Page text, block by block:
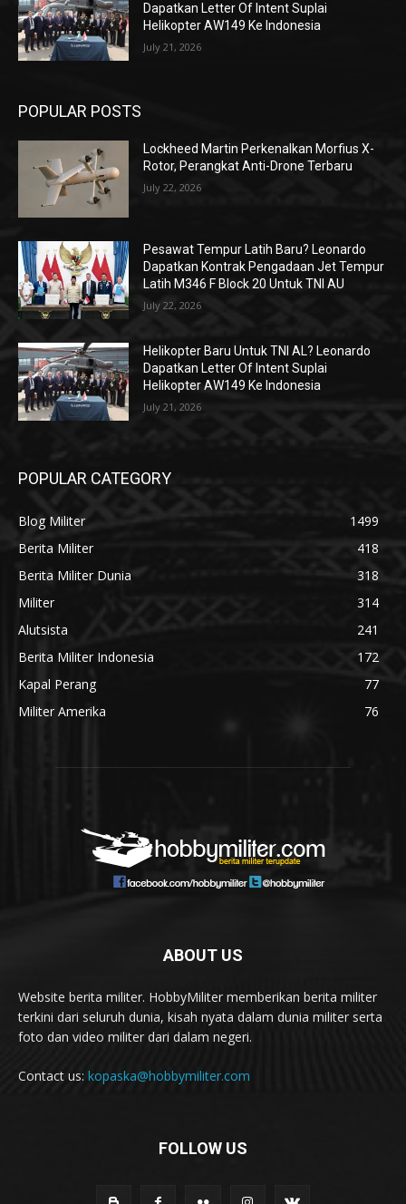
Dapatkan Letter Of Intent Suplai
Helikopter AW149 Ke Indonesia
July 21, 2026
POPULAR POSTS
Lockheed Martin Perkenalkan Morfius X-
Rotor, Perangkat Anti-Drone Terbaru
July 22, 2026
Pesawat Tempur Latih Baru? Leonardo
Dapatkan Kontrak Pengadaan Jet Tempur
Latih M346 F Block 20 Untuk TNI AU
July 22, 2026
Helikopter Baru Untuk TNI AL? Leonardo
Dapatkan Letter Of Intent Suplai
Helikopter AW149 Ke Indonesia
July 21, 2026
POPULAR CATEGORY
Blog Militer
1499
Berita Militer
418
Berita Militer Dunia
318
Militer
314
Alutsista
241
Berita Militer Indonesia
172
Kapal Perang
77
Militer Amerika
76
ABOUT US
Website berita militer. HobbyMiliter memberikan berita militer
terkini dari seluruh dunia, kisah nyata dalam dunia militer serta
foto dan video militer dari dalam negeri.
Contact us: kopaska@hobbymiliter.com
FOLLOW US